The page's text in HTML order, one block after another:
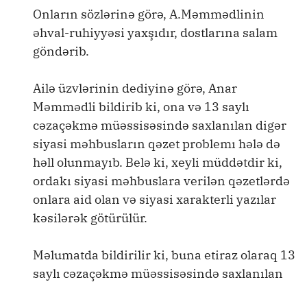
Onların sözlərinə görə, A.Məmmədlinin
əhval-ruhiyyəsi yaxşıdır, dostlarına salam
göndərib.
Ailə üzvlərinin dediyinə görə, Anar
Məmmədli bildirib ki, ona və 13 saylı
cəzaçəkmə müəssisəsində saxlanılan digər
siyasi məhbusların qəzet problemı hələ də
həll olunmayıb. Belə ki, xeyli müddətdir ki,
ordakı siyasi məhbuslara verilən qəzetlərdə
onlara aid olan və siyasi xarakterli yazılar
kəsilərək götürülür.
Məlumatda bildirilir ki, buna etiraz olaraq 13
saylı cəzaçəkmə müəssisəsində saxlanılan